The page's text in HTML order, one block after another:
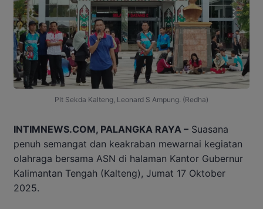
Plt Sekda Kalteng, Leonard S Ampung. (Redha)
INTIMNEWS.COM, PALANGKA RAYA – Suasana
penuh semangat dan keakraban mewarnai kegiatan
olahraga bersama ASN di halaman Kantor Gubernur
Kalimantan Tengah (Kalteng), Jumat 17 Oktober
2025.